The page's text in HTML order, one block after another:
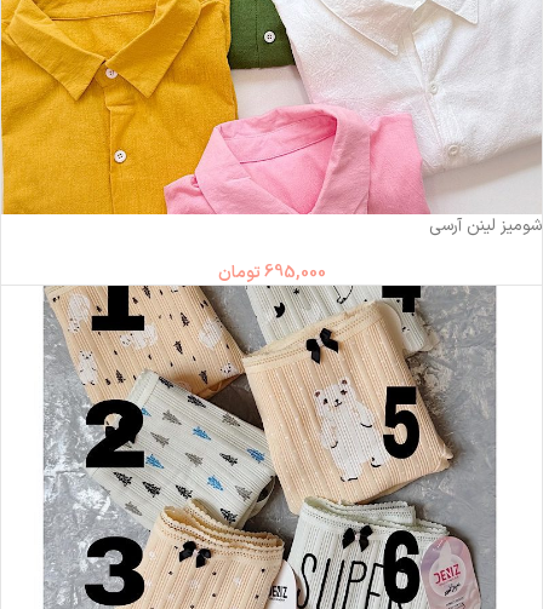
شومیز لینن آرسی
695,000تومان